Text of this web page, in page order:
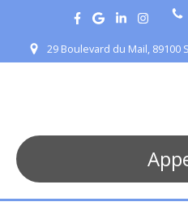
29 Boulevard du Mail, 89100